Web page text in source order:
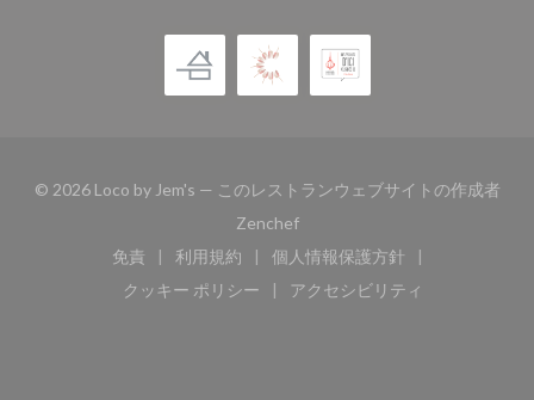
© 2026 Loco by Jem's — このレストランウェブサイトの作成者
Zenchef((新しいウィンドウで開きます))
免責
((新しいウィンドウで開きます))
利用規約
((新しいウィンドウで開きます))
個人情報保護方針
((新しいウィンドウで開
クッキー ポリシー
((新しいウィンドウで開きます))
アクセシビリティ
((新しいウィンドウで